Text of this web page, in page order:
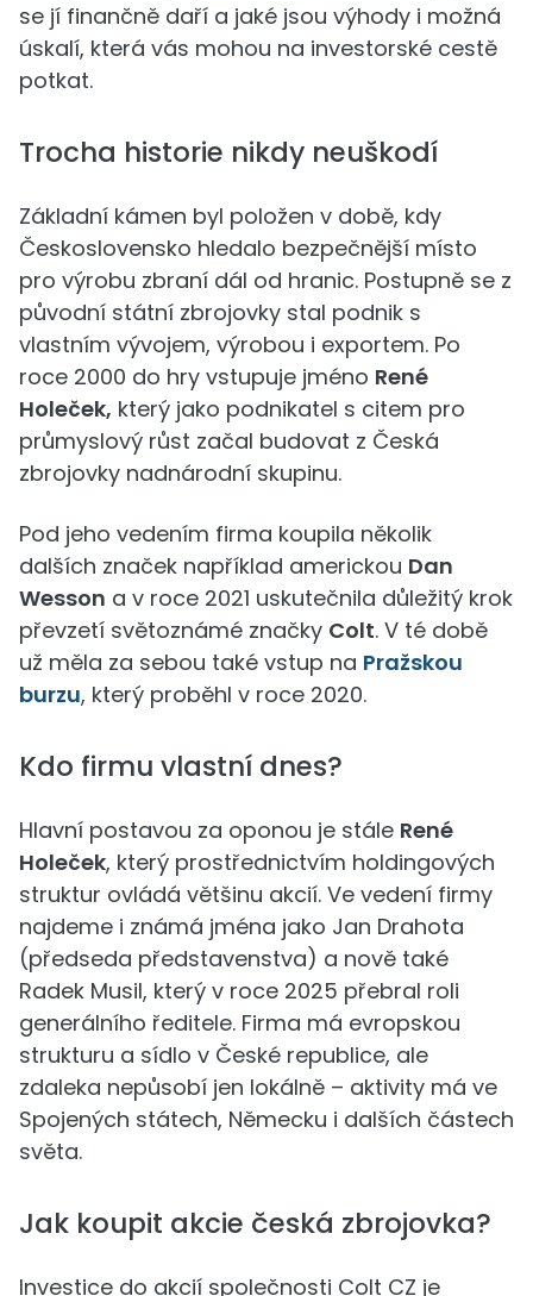
se jí finančně daří a jaké jsou výhody i možná
úskalí, která vás mohou na investorské cestě
potkat.
Trocha historie nikdy neuškodí
Základní kámen byl položen v době, kdy
Československo hledalo bezpečnější místo
pro výrobu zbraní dál od hranic. Postupně se z
původní státní zbrojovky stal podnik s
vlastním vývojem, výrobou i exportem. Po
roce 2000 do hry vstupuje jméno René
Holeček, který jako podnikatel s citem pro
průmyslový růst začal budovat z Česká
zbrojovky nadnárodní skupinu.
Pod jeho vedením firma koupila několik
dalších značek například americkou Dan
Wesson a v roce 2021 uskutečnila důležitý krok
převzetí světoznámé značky Colt. V té době
už měla za sebou také vstup na Pražskou
burzu, který proběhl v roce 2020.
Kdo firmu vlastní dnes?
Hlavní postavou za oponou je stále René
Holeček, který prostřednictvím holdingových
struktur ovládá většinu akcií. Ve vedení firmy
najdeme i známá jména jako Jan Drahota
(předseda představenstva) a nově také
Radek Musil, který v roce 2025 přebral roli
generálního ředitele. Firma má evropskou
strukturu a sídlo v České republice, ale
zdaleka nepůsobí jen lokálně – aktivity má ve
Spojených státech, Německu i dalších částech
světa.
Jak koupit akcie česká zbrojovka?
Investice do akcií společnosti Colt CZ je